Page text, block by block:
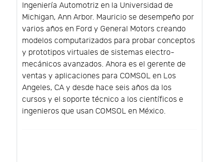
Ingeniería Automotriz en la Universidad de
Michigan, Ann Arbor. Mauricio se desempeño por
varios años en Ford y General Motors creando
modelos computarizados para probar conceptos
y prototipos virtuales de sistemas electro-
mecánicos avanzados. Ahora es el gerente de
ventas y aplicaciones para COMSOL en Los
Angeles, CA y desde hace seis años da los
cursos y el soporte técnico a los científicos e
ingenieros que usan COMSOL en México.